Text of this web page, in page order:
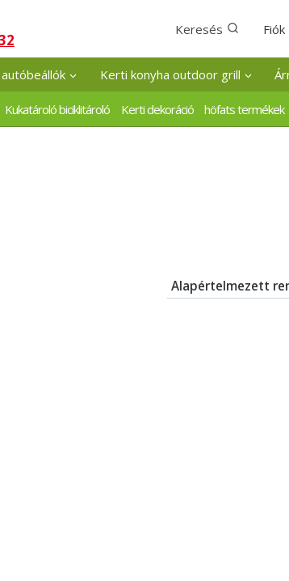
Keresés Fiók
Kerti konyha outdoor grill
Kukatároló biciklitároló Kerti dekoráció höfats termékek